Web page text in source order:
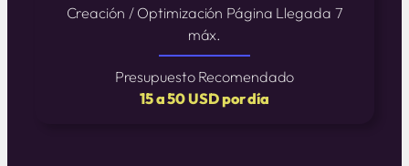
Creación / Optimización Página Llegada 7
máx.
Presupuesto Recomendado
15 a 50 USD por día